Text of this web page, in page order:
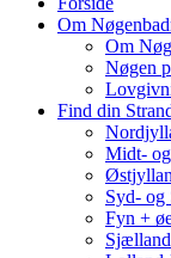
Om
Om
Nøgen
Find din
Midt-
Syd- og
Fyn +
Sjælland